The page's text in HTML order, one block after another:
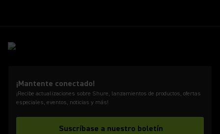
¡Mantente conectado!
¡Recibe actualizaciones sobre Shure, lanzamientos de productos, ofertas
especiales, eventos, noticias y más!
Suscríbase a nuestro boletín